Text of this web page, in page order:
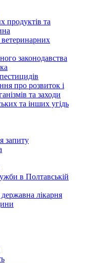
продуктів та
законодавства
про розвиток і
та заходи
та інших угідь
запиту
в Полтавській
лікарня